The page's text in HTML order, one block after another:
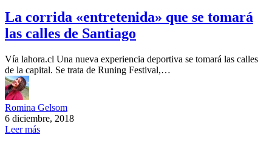
La corrida «entretenida» que se tomará
las calles de Santiago
Vía lahora.cl Una nueva experiencia deportiva se tomará las calles
de la capital. Se trata de Runing Festival,…
Romina Gelsom
6 diciembre, 2018
Leer más